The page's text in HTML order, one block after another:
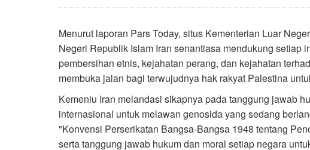
Menurut laporan Pars Today, situs Kementerian Luar
Negeri Republik Islam Iran senantiasa mendukung setiap
pembersihan etnis, kejahatan perang, dan kejahatan
membuka jalan bagi terwujudnya hak rakyat Palestina
Kemenlu Iran melandasi sikapnya pada tanggung jawab
internasional untuk melawan genosida yang sedang
"Konvensi Perserikatan Bangsa-Bangsa 1948 tentang
serta tanggung jawab hukum dan moral setiap negara